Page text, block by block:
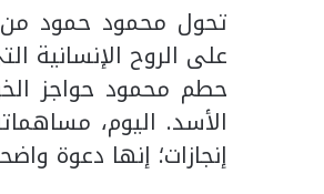
تحول محمود حمود
على الروح الإنسانية
حطم محمود حواجز
الأسد. اليوم،
إنجازات؛ إنها دعوة